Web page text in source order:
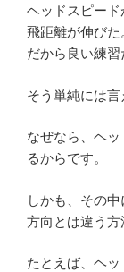
ヘッドスピード
飛距離が伸びた
だから良い練習
そう単純には言
なぜなら、ヘ
るからです。
しかも、その
方向とは違う方
たとえば、ヘ